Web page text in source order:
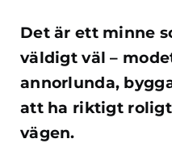
Det är ett minne
väldigt väl –
annorlunda,
att ha riktigt
vägen.